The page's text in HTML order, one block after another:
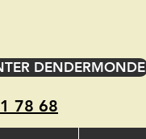
DENDERMONDE
78 68